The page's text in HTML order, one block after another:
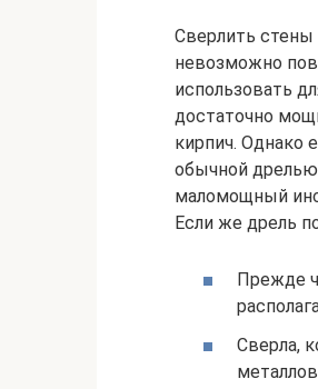
Сверлить стены
невозможно
использовать
достаточно
кирпич. Однако
обычной
маломощный
Если же дрель
Прежде
Сверла,